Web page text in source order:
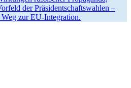
der Präsi­dent­schafts­wahlen –
zur EU-Integration.